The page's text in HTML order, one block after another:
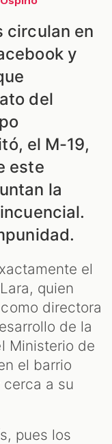
circulan en
y
del
el M-19,
este
la
el
quien
directora
de la
Ministerio de
el barrio
cerca a su
pues los